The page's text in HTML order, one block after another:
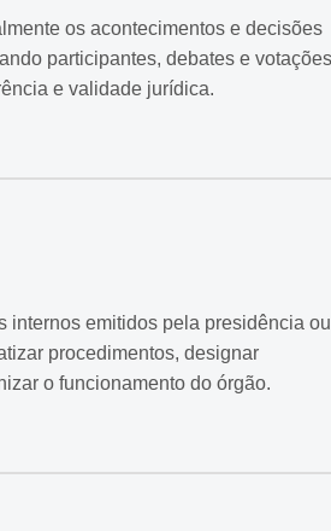
os acontecimentos e decisões
participantes, debates e
e validade jurídica.
internos emitidos pela presidência ou
procedimentos, designar
o funcionamento do órgão.